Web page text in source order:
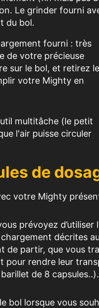
Le grinder fourni
du bol.
fourni : très
de votre précieuse
sur le bol, et retirez le
votre Mighty en
multitâche (le petit
l'air puisse circuler
de
votre Mighty
prévoyez
décrites
de partir, que vous
pour rendre leur
de 8 capsules..).
bol lorsque vous